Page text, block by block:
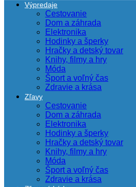
Výpredaje
Cestovanie
Dom a záhrada
Elektronika
Hodinky a šperky
Hračky a detský tovar
Knihy, filmy a hry
Móda
Šport a voľný čas
Zdravie a krása
Zľavy
Cestovanie
Dom a záhrada
Elektronika
Hodinky a šperky
Hračky a detský tovar
Knihy, filmy a hry
Móda
Šport a voľný čas
Zdravie a krása